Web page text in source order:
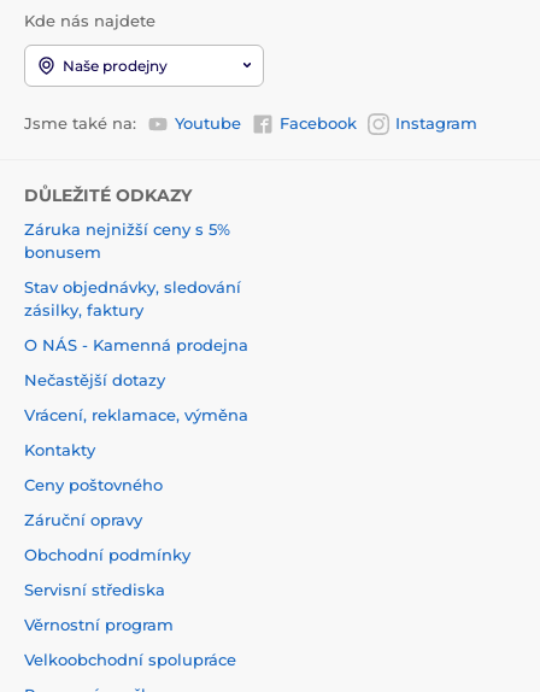
Kde nás najdete
Naše prodejny
Jsme také na: Youtube Facebook Instagram
DŮLEŽITÉ ODKAZY
Záruka nejnižší ceny s 5%
bonusem
Stav objednávky, sledování
zásilky, faktury
O NÁS - Kamenná prodejna
Nečastější dotazy
Vrácení, reklamace, výměna
Kontakty
Ceny poštovného
Záruční opravy
Obchodní podmínky
Servisní střediska
Věrnostní program
Velkoobchodní spolupráce